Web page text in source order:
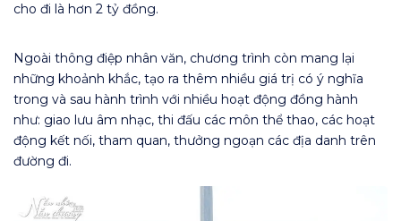
cho đi là hơn 2 tỷ đồng.
Ngoài thông điệp nhân văn, chương trình còn mang lại
những khoảnh khắc, tạo ra thêm nhiều giá trị có ý nghĩa
trong và sau hành trình với nhiều hoạt động đồng hành
như: giao lưu âm nhạc, thi đấu các môn thể thao, các hoạt
động kết nối, tham quan, thưởng ngoạn các địa danh trên
đường đi.